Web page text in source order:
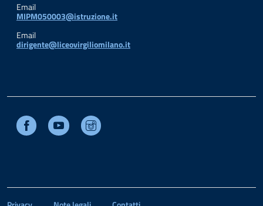
Email
MIPM050003@istruzione.it
Email
dirigente@liceovirgiliomilano.it
Facebook Youtube